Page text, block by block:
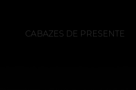
CABAZES DE PRESENTE